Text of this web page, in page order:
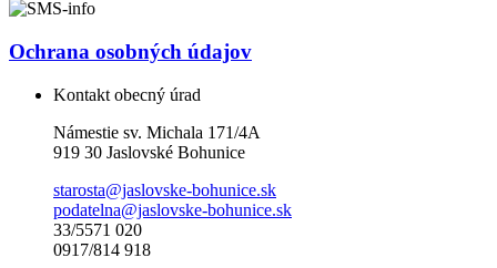
Ochrana osobných údajov
Kontakt obecný úrad
Námestie sv. Michala 171/4A
919 30 Jaslovské Bohunice
starosta@jaslovske-bohunice.sk
podatelna@jaslovske-bohunice.sk
33/5571 020
0917/814 918